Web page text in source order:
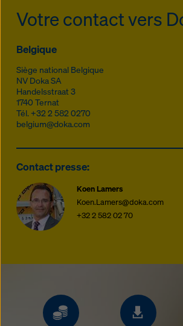
Votre contact vers
Belgique
Siège national Belgique
NV Doka SA
Handelsstraat 3
1740 Ternat
Tél. +32 2 582 0270
belgium@doka.com
Contact presse:
Koen Lamers
Koen.Lamers@doka.com
+32 2 582 02 70